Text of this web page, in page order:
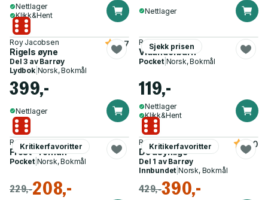
Nettlager
Klikk&Hent
Nettlager
Roy Jacobsen
Rigels øyne
4.7
Del 3 av Barrøy
Lydbok| Norsk, Bokmål
399,-
Nettlager
Sjekk prisen
Roy Jacobsen
Vidunderbarn
Pocket| Norsk, Bokmål
119,-
Nettlager
Klikk&Hent
Kritikerfavoritter
Roy Jacobsen
Frost - roman
Pocket| Norsk, Bokmål
229,-208,-
Kritikerfavoritter
Roy Jacobsen
De usynlige
4.0
Del 1 av Barrøy
Innbundet |Norsk, Bokmål
429,-390,-